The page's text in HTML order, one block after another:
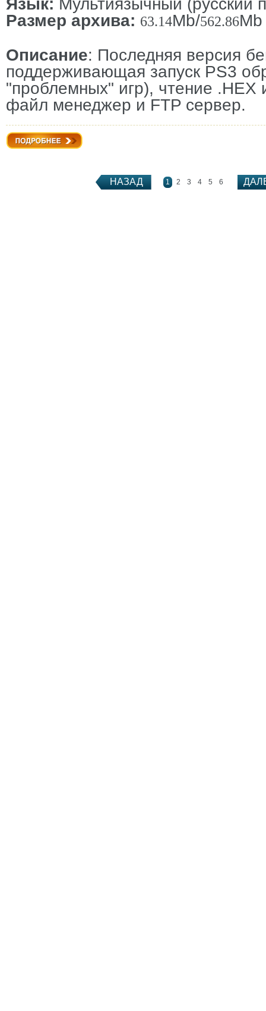
Размер архива: 63.14Mb/562.86Mb
Описание: Последняя версия
поддерживающая запуск PS3
"проблемных" игр), чтение
файл менеджер и FTP сервер.
НАЗАД 1 2 3 4 5 6